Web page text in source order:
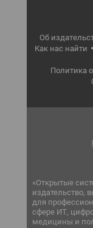
Об
Как нас найти
Политика
«Открытые
издательство,
для
сфере ИТ,
медицины и